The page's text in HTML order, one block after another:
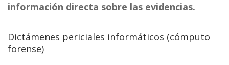
información directa sobre las evidencias.
Dictámenes periciales informáticos (cómputo
forense)